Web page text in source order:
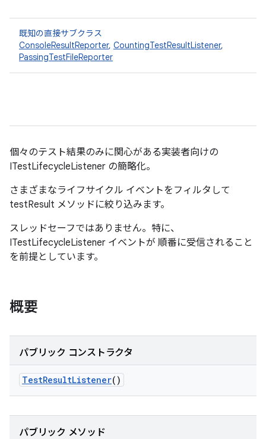
既知の直接サブクラス
ConsoleResultReporter, CountingTestResultListener,
PassingTestFileReporter
個々のテスト結果のみに関心がある実装者向けの
ITestLifecycleListener の簡略化。
さまざまなライフサイクル イベントをフィルタして
testResult メソッドに絞り込みます。
スレッドセーフではありません。特に、
ITestLifecycleListener イベントが 順番に受信されること
を前提としています。
概要
パブリック コンストラクタ
TestResultListener()
パブリック メソッド